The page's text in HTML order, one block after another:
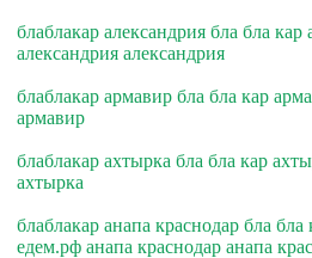
блаблакар александрия бла бла
александрия александрия
блаблакар армавир бла бла кар
армавир
блаблакар ахтырка бла бла кар
ахтырка
блаблакар анапа краснодар бла бла
едем.рф анапа краснодар анапа